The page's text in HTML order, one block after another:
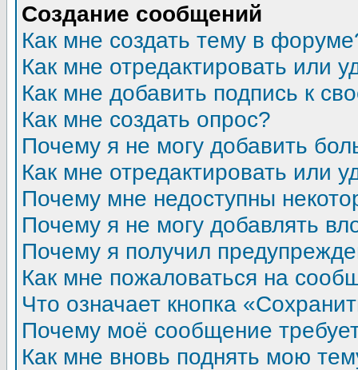
Создание сообщений
Как мне создать тему в
Как мне отредактировать или
Как мне добавить подпись к
Как мне создать опрос?
Почему я не могу добавить
Как мне отредактировать или
Почему мне недоступны
Почему я не могу добавлять
Почему я получил
Как мне пожаловаться на
Что означает кнопка
Почему моё сообщение
Как мне вновь поднять мою